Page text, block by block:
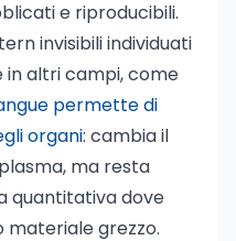
e riproducibili.
invisibili individuati
in altri campi, come
permette di
organi: cambia il
ma resta
quantitativa dove
materiale grezzo.